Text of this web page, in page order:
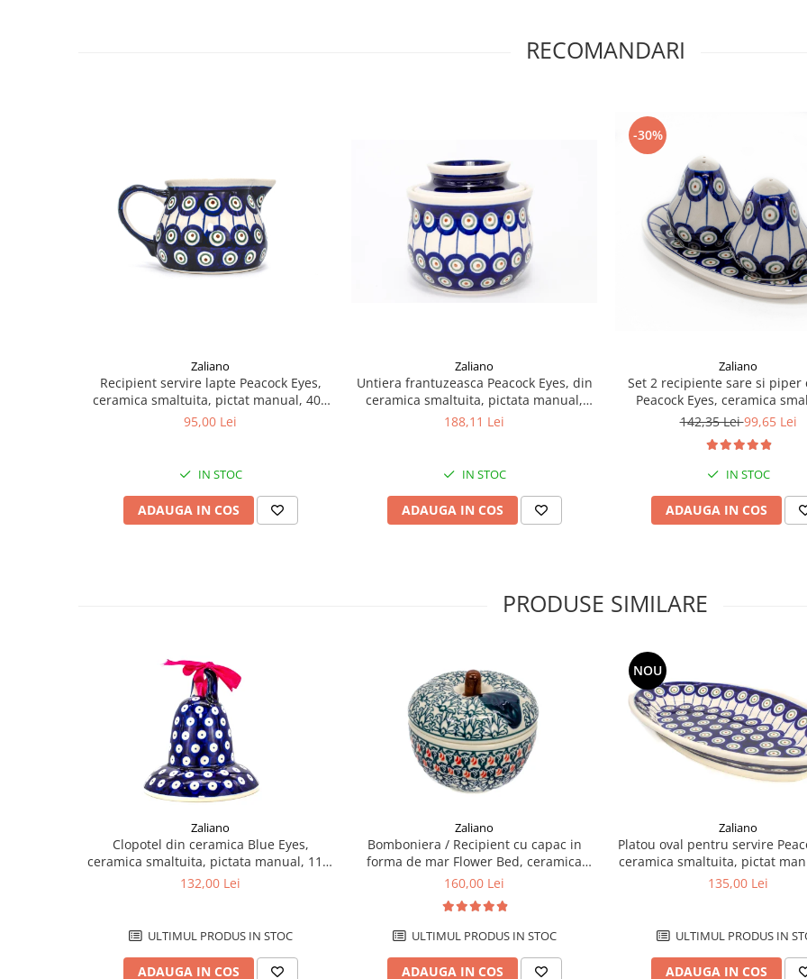
RECOMANDARI
Zaliano
Recipient servire lapte Peacock Eyes,
ceramica smaltuita, pictat manual, 400
ml
95,00 Lei
IN STOC
ADAUGA IN COS
Zaliano
Untiera frantuzeasca Peacock Eyes, din
ceramica smaltuita, pictata manual,
11,0x11,0 cm
188,11 Lei
IN STOC
ADAUGA IN COS
-30%
Zaliano
Set 2 recipiente sare si piper
Peacock Eyes, ceramica
pictata manual, 6,4/18,4 x
142,35 Lei99,65 Lei
IN STOC
ADAUGA IN COS
PRODUSE SIMILARE
Zaliano
Clopotel din ceramica Blue Eyes,
ceramica smaltuita, pictata manual, 11,4
cm
132,00 Lei
ULTIMUL PRODUS IN STOC
ADAUGA IN COS
Zaliano
Bomboniera / Recipient cu capac in
forma de mar Flower Bed, ceramica
smaltuita, pictat manual, 12,1 x 12,5cm
160,00 Lei
ULTIMUL PRODUS IN STOC
ADAUGA IN COS
NOU
Zaliano
Platou oval pentru servire
ceramica smaltuita, pictat
x 27,0 cm
135,00 Lei
ULTIMUL PRODUS IN
ADAUGA IN COS